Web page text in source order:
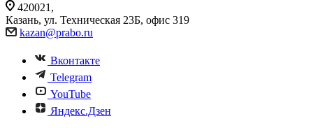
420021,
Казань, ул. Техническая 23Б, офис 319
kazan@prabo.ru
Вконтакте
Telegram
YouTube
Яндекс.Дзен